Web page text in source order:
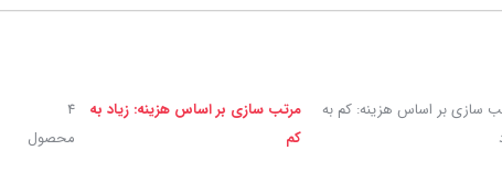
4
محصول
سازی بر اساس هزینه: کم به
مرتب سازی بر اساس هزینه: زیاد به
کم